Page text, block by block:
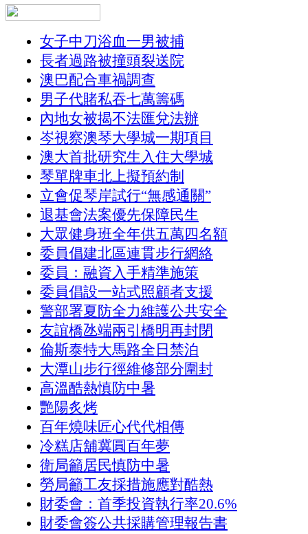
女子中刀浴血一男被捕
長者過路被撞頭裂送院
澳巴配合車禍調查
男子代賭私吞七萬籌碼
內地女被揭不法匯兌法辦
岑視察澳琴大學城一期項目
澳大首批研究生入住大學城
琴單牌車北上擬預約制
立會促琴岸試行“無感通關”
退基會法案優先保障民生
大眾健身班全年供五萬四名額
委員倡建北區連貫步行網絡
委員：融資入手精準施策
委員倡設一站式照顧者支援
警部署夏防全力維護公共安全
友誼橋氹端兩引橋明再封閉
倫斯泰特大馬路全日禁泊
大潭山步行徑維修部分圍封
高溫酷熱慎防中暑
艷陽炙烤
百年燒味匠心代代相傳
冷糕店舖冀圓百年夢
衛局籲居民慎防中暑
勞局籲工友採措施應對酷熱
財委會：首季投資執行率20.6%
財委會簽公共採購管理報告書